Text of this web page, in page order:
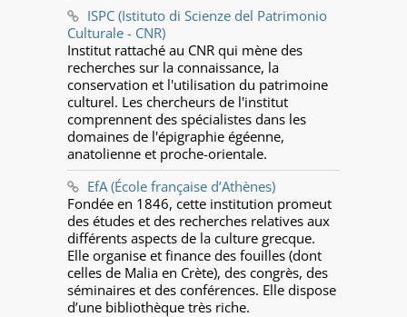
ISPC (Istituto di Scienze del Patrimonio
Culturale - CNR)
Institut rattaché au CNR qui mène des
recherches sur la connaissance, la
conservation et l'utilisation du patrimoine
culturel. Les chercheurs de l'institut
comprennent des spécialistes dans les
domaines de l'épigraphie égéenne,
anatolienne et proche-orientale.
EfA (École française d’Athènes)
Fondée en 1846, cette institution promeut
des études et des recherches relatives aux
différents aspects de la culture grecque.
Elle organise et finance des fouilles (dont
celles de Malia en Crète), des congrès, des
séminaires et des conférences. Elle dispose
d’une bibliothèque très riche.